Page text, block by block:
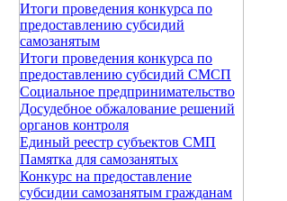
Итоги проведения конкурса по
предоставлению субсидий
самозанятым
Итоги проведения конкурса по
предоставлению субсидий СМСП
Социальное предпринимательство
Досудебное обжалование решений
органов контроля
Единый реестр субъектов СМП
Памятка для самозанятых
Конкурс на предоставление
субсидии самозанятым гражданам